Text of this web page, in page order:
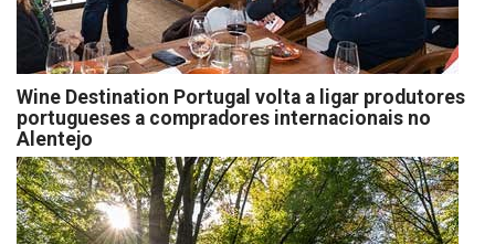
Wine Destination Portugal volta a ligar produtores
portugueses a compradores internacionais no
Alentejo